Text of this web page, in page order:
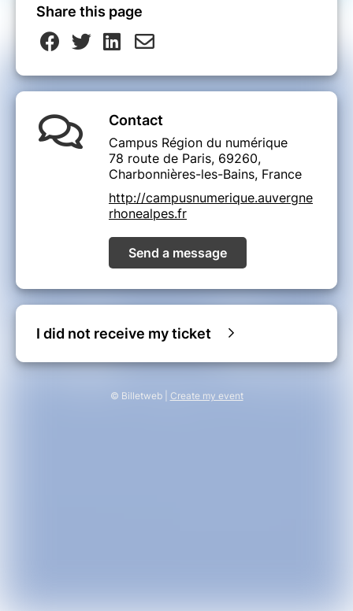
Share this page
Contact
Campus Région du numérique
78 route de Paris, 69260,
Charbonnières-les-Bains, France
http://campusnumerique.auvergne
rhonealpes.fr
Send a message
I did not receive my ticket
© Billetweb | Create my event